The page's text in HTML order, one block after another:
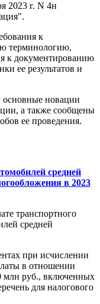
2023 г. N 4н
к
терминологию,
к документированию
ее результатов и
новации
а также сообщены
ее проведения.
средней
в 2023
транспортного
средней
при исчислении
в отношении
млн руб., включенных
для налогового